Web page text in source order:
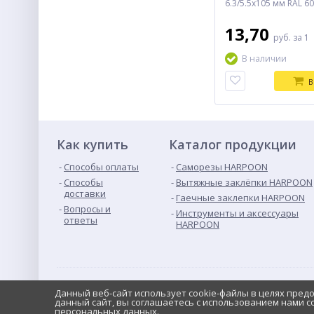
6.3/5.5х105 мм RAL
13,70 руб. за 1
В наличии
Как купить
Способы оплаты
Способы
доставки
Вопросы и
ответы
Каталог продукции
Саморезы HARPOON
Вытяжные заклёпки HARPOON
Гаечные заклепки HARPOON
Инструменты и аксессуары
HARPOON
© Интернет-магазин Samorez.Pro, 2011-2025
Россия, Пенза, ул. Клары Цеткин, 35
Данный веб-сайт использует cookie-файлы в целях
данный сайт, вы соглашаетесь с использованием нами
персональных данных.